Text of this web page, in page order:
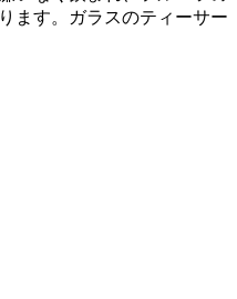
ます。ガラスのティーサー